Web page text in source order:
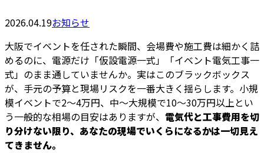
2026.04.19お知らせ
大阪でイベントを任された瞬間、会場費や施工費は細かく詰
めるのに、電源だけ「仮設電源一式」「イベント電気工事一
式」のまま通していませんか。実はこのブラックボックス
が、手元の予算と現場リスクを一番大きく揺らします。小規
模イベントで2〜4万円、中〜大規模で10〜30万円以上とい
う一般的な相場の目安はありますが、 電気代と工事費用を切
り分けない限り、あなたの現場でいくらになるかは一切見え
てきません。